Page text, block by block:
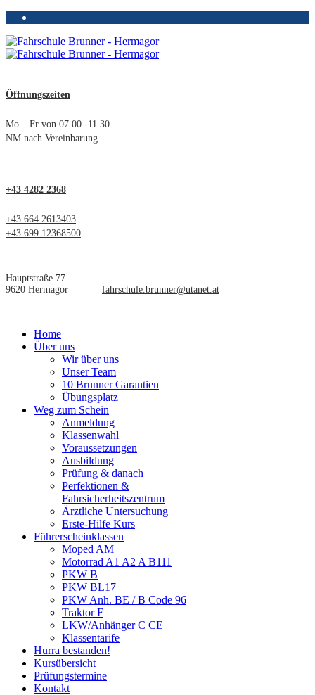
Öffnungszeiten
Mo – Fr von 07.00 -11.30
NM nach Vereinbarung
+43 4282 2368
+43 664 2613403
+43 699 12368500
Hauptstraße 77
9620 Hermagor fahrschule.brunner@utanet.at
Home
Über uns
Wir über uns
Unser Team
10 Brunner Garantien
Übungsplatz
Weg zum Schein
Anmeldung
Klassenwahl
Voraussetzungen
Ausbildung
Prüfung & danach
Perfektionen &
Fahrsicherheitszentrum
Ärztliche Untersuchung
Erste-Hilfe Kurs
Führerscheinklassen
Moped AM
Motorrad A1 A2 A B111
PKW B
PKW BL17
PKW Anh. BE / B Code 96
Traktor F
LKW/Anhänger C CE
Klassentarife
Hurra bestanden!
Kursübersicht
Prüfungstermine
Kontakt